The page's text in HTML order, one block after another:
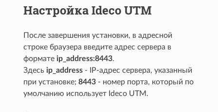
Настройка Ideco UTM
После завершения установки, в адресной
строке браузера введите адрес сервера в
форматеip_address:8443.
Здесьip_address - IP-адрес сервера, указанный
при установке;8443 - номер порта, который по
умолчанию использует Ideco UTM.